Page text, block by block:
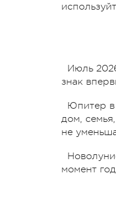
Июль
знак
Юпитер в
дом,
не
момент